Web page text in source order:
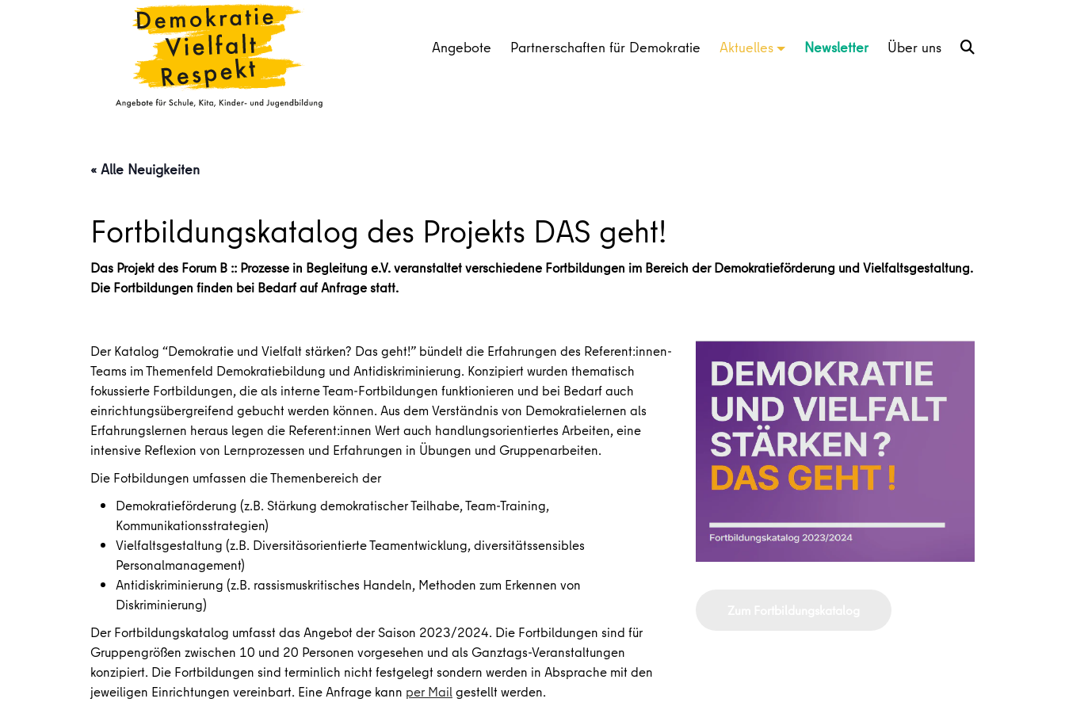
Angebote Partnerschaften für Demokratie Aktuelles Newsletter Über uns
« Alle Neuigkeiten
Fortbildungskatalog des Projekts DAS geht!
Das Projekt des Forum B :: Prozesse in Begleitung e.V. veranstaltet verschiedene Fortbildungen im Bereich der Demokratieförderung und Vielfaltsgestaltung.
Die Fortbildungen finden bei Bedarf auf Anfrage statt.
Der Katalog “Demokratie und Vielfalt stärken? Das geht!” bündelt die Erfahrungen des Referent:innen-
Teams im Themenfeld Demokratiebildung und Antidiskriminierung. Konzipiert wurden thematisch
fokussierte Fortbildungen, die als interne Team-Fortbildungen funktionieren und bei Bedarf auch
einrichtungsübergreifend gebucht werden können. Aus dem Verständnis von Demokratielernen als
Erfahrungslernen heraus legen die Referent:innen Wert auch handlungsorientiertes Arbeiten, eine
intensive Reflexion von Lernprozessen und Erfahrungen in Übungen und Gruppenarbeiten.
Die Fotbildungen umfassen die Themenbereich der
Demokratieförderung (z.B. Stärkung demokratischer Teilhabe, Team-Training,
Kommunikationsstrategien)
Vielfaltsgestaltung (z.B. Diversitäsorientierte Teamentwicklung, diversitätssensibles
Personalmanagement)
Antidiskriminierung (z.B. rassismuskritisches Handeln, Methoden zum Erkennen von
Diskriminierung)
Der Fortbildungskatalog umfasst das Angebot der Saison 2023/2024. Die Fortbildungen sind für
Gruppengrößen zwischen 10 und 20 Personen vorgesehen und als Ganztags-Veranstaltungen
konzipiert. Die Fortbildungen sind terminlich nicht festgelegt sondern werden in Absprache mit den
jeweiligen Einrichtungen vereinbart. Eine Anfrage kann per Mailgestellt werden.